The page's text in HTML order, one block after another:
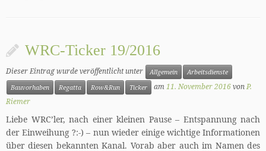
WRC-Ticker 19/2016
Dieser Eintrag wurde veröffentlicht unter Allgemein
Arbeitsdienste
Bauvorhaben
Regatta Row&Run Ticker am11. November 2016vonP.
Riemer
Liebe WRC’ler, nach einer kleinen Pause – Entspannung nach
der Einweihung ?:-) – nun wieder einige wichtige Informationen
über diesen bekannten Kanal. Vorab aber auch im Namen des